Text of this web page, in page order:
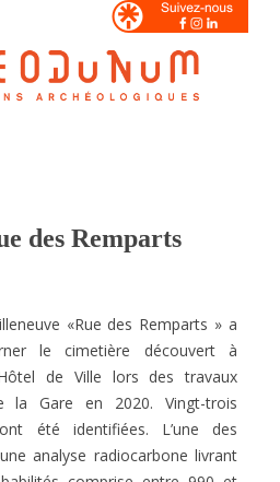
des Remparts
«Rue des Remparts » a
le cimetière découvert à
de Ville lors des travaux
Gare en 2020. Vingt-trois
été identifiées. L’une des
analyse radiocarbone livrant